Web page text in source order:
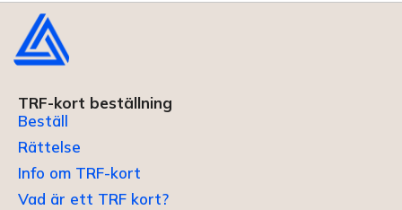
TRF-kort beställning
Beställ
Rättelse
Info om TRF-kort
Vad är ett TRF kort?